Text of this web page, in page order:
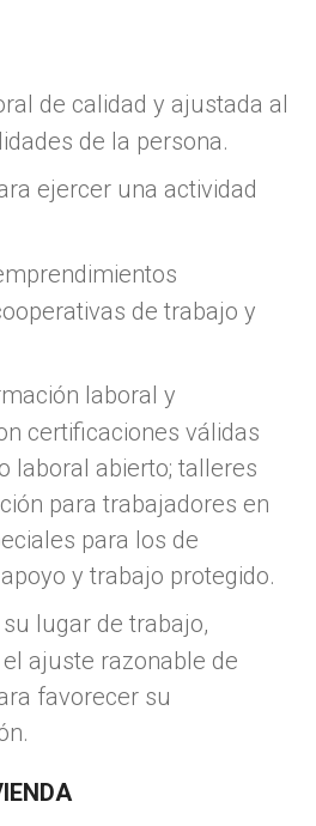
de calidad y ajustada al
de la persona.
ejercer una actividad
de trabajo y
laboral y
certificaciones válidas
laboral abierto; talleres
para trabajadores en
para los de
y trabajo protegido.
lugar de trabajo,
ajuste razonable de
favorecer su